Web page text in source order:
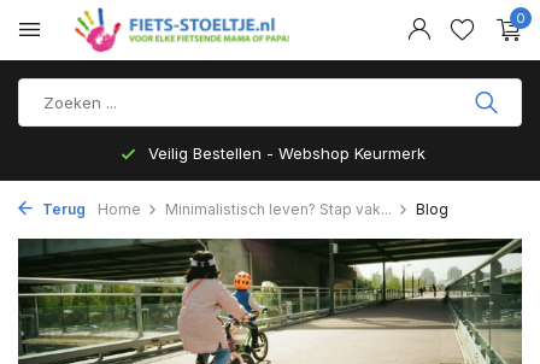
0
Veilig Bestellen - Webshop Keurmerk
Terug Home Minimalistisch leven? Stap vak... Blog